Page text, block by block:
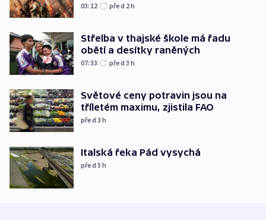
03:12 před 2h
Střelba v thajské škole má řadu
obětí a desítky raněných
07:33 před 3h
Světové ceny potravin jsou na
tříletém maximu, zjistila FAO
před 3h
Italská řeka Pád vysychá
před 5h